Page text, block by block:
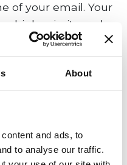
About
and ads, to
to analyse our traffic.
of your email. Your
high priority and,
will respond as
if it is blocking
to what you were